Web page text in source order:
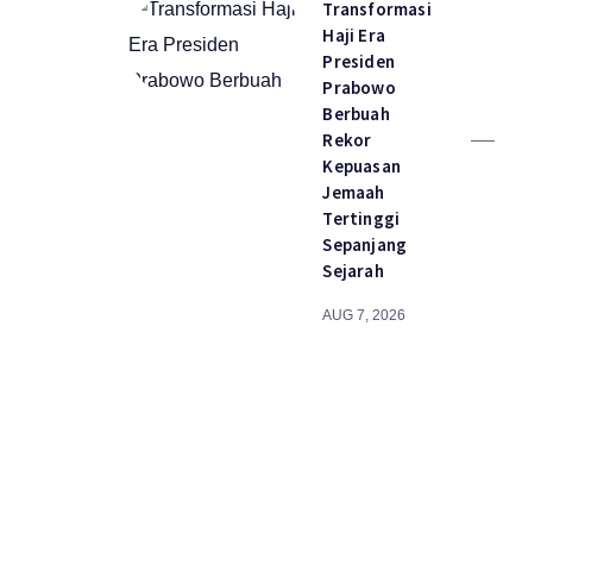
Transformasi
Haji Era
Presiden
Prabowo
Berbuah
Rekor
Kepuasan
Jemaah
Tertinggi
Sepanjang
Sejarah
AUG 7, 2026